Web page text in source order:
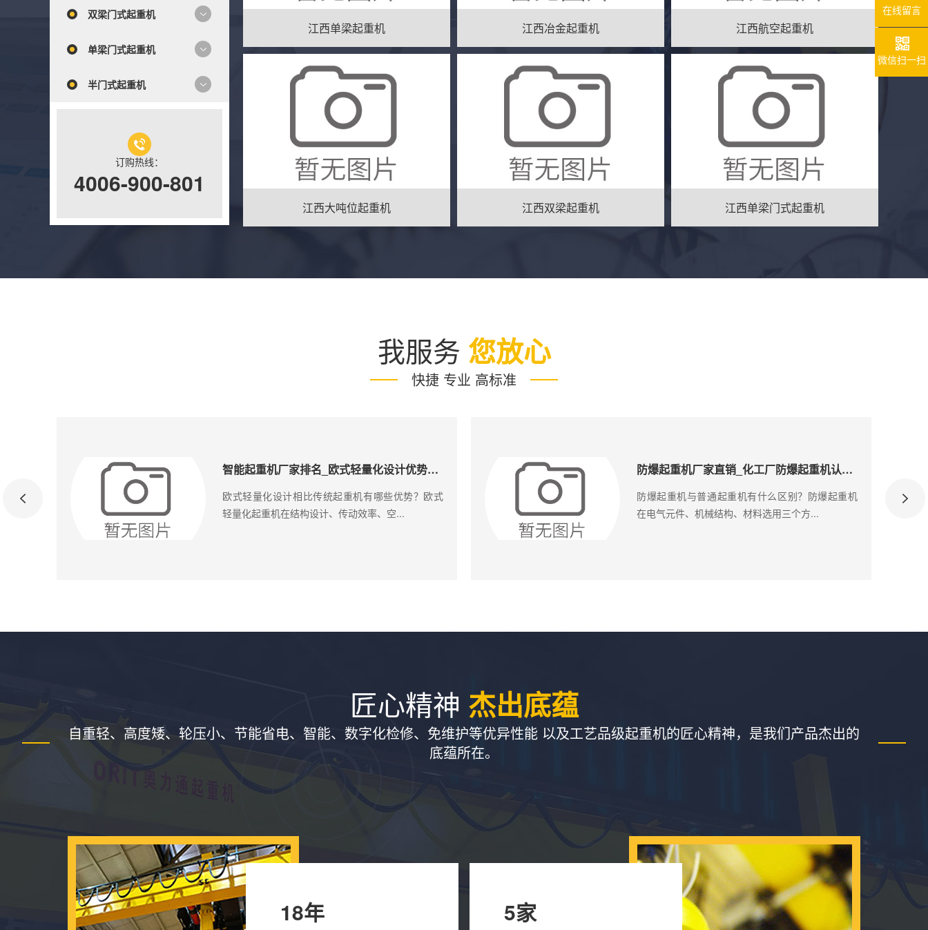
双梁门式起重机
单梁门式起重机
半门式起重机
订购热线：
4006-900-801
江西单梁起重机 江西冶金起重机 江西航空起重机
江西大吨位起重机 江西双梁起重机 江西单梁门式起重机
我服务 您放心
快捷 专业 高标准
使用
智能起重机厂家排名_欧式轻量化设计优势有哪些？
欧式轻量化设计相比传统起重机有哪些优势？欧式
轻量化起重机在结构设计、传动效率、空...
防爆起重机厂家直销_化工厂防爆起重机认证标准与选型
防爆起重机与普通起重机有什么区别？防爆起重机
在电气元件、机械结构、材料选用三个方...
匠心精神 杰出底蕴
自重轻、高度矮、轮压小、节能省电、智能、数字化检修、免维护等优异性能 以及工艺品级起重机的匠心精神，是我们产品杰出的
底蕴所在。
18年
5家
在线留言
微信扫一扫